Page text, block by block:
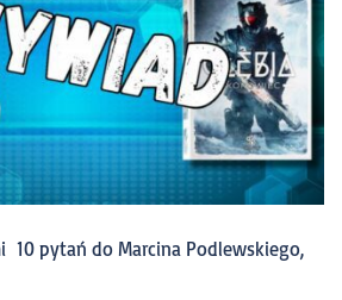
10 pytań do Marcina Podlewskiego,